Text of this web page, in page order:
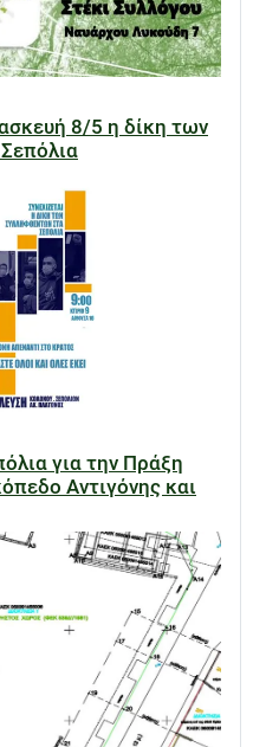
8/5 η δίκη των
για την Πράξη
Αντιγόνης και